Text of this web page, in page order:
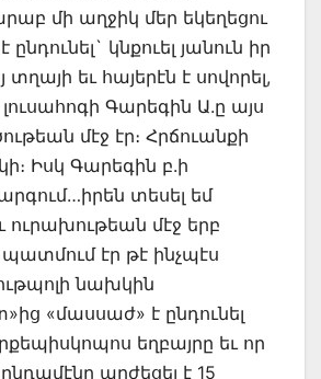
մի աղջիկ մեր եկեղեցու
կնքուել յանուն իր
տղայի եւ հայերէն է սովորել,
Գարեգին Ա.ը այս
մէջ էր։ Հրճուանքի
Իսկ Գարեգին բ.ի
տեսել եմ
ուրախութեան մէջ երբ
էր թէ ինչպէս
նախկին
«մասսաժ» է ընդունել
եղբայրը եւ որ
արժեցել է 15